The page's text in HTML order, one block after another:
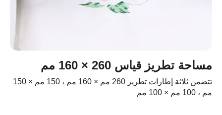
مساحة تطريز قياس 260 × 160 مم
تتضمن ثلاثة إطارات تطريز 260 مم × 160 مم ، 150 مم × 150
مم ، 100 مم × 100 مم